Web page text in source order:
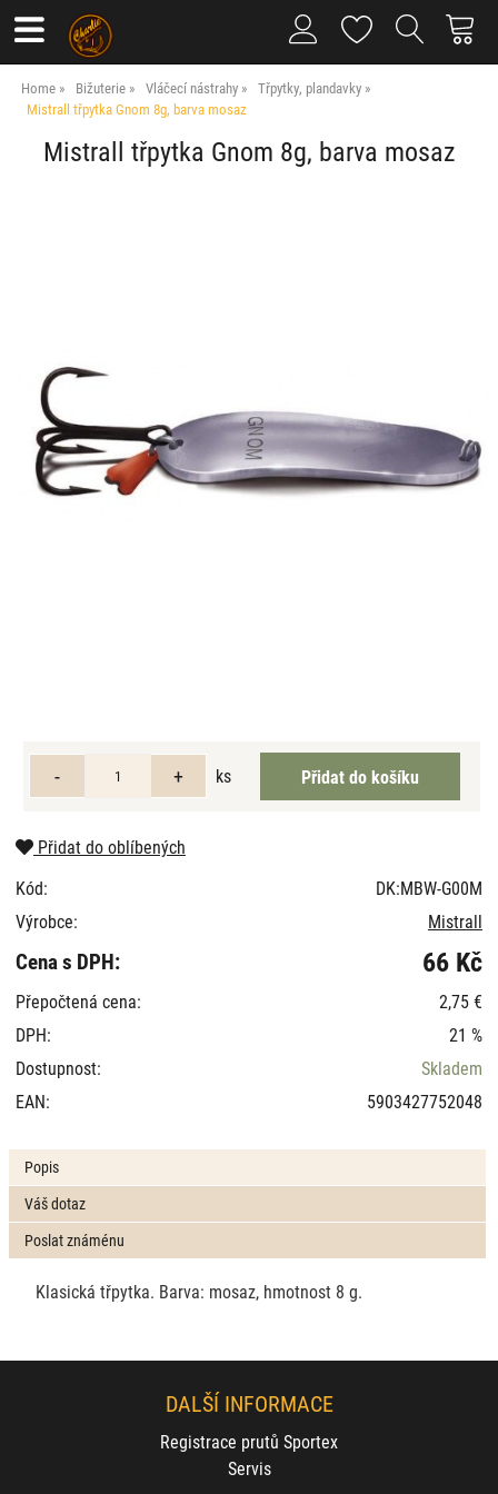
Home Bižuterie Vláčecí nástrahy
Třpytky, plandavky
Mistrall třpytka Gnom 8g, barva mosaz
Mistrall třpytka Gnom 8g, barva mosaz
ks
Přidat do oblíbených
Kód:
DK:MBW-G00M
Výrobce:
Mistrall
Cena s DPH: 66 Kč
Přepočtená cena:
2,75 €
DPH:
21 %
Dostupnost:
Skladem
EAN:
5903427752048
Popis
Váš dotaz
Poslat známénu
Klasická třpytka. Barva: mosaz, hmotnost 8 g.
DALŠÍ INFORMACE
Registrace prutů Sportex
Servis